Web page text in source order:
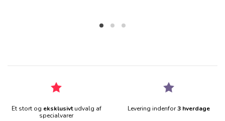
Et stort og eksklusivtudvalg af
specialvarer
Levering indenfor3 hverdage